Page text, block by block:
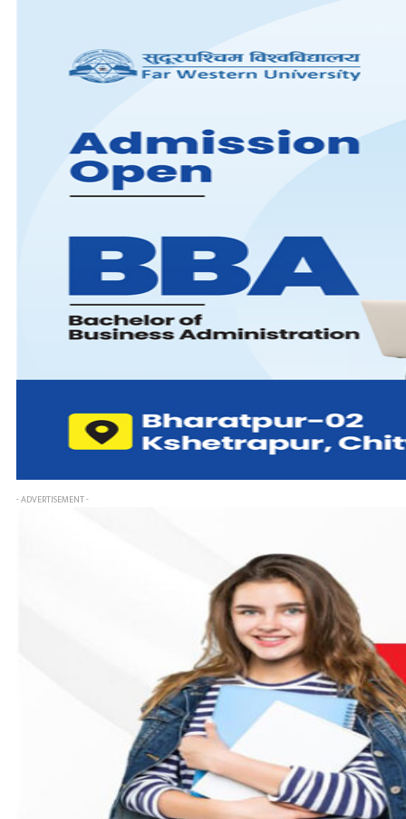
- ADVERTISEMENT -